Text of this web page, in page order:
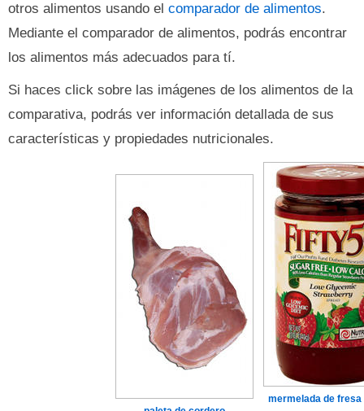
otros alimentos usando el comparador de alimentos.
Mediante el comparador de alimentos, podrás encontrar
los alimentos más adecuados para tí.
Si haces click sobre las imágenes de los alimentos de la
comparativa, podrás ver información detallada de sus
características y propiedades nutricionales.
mermelada de fresa